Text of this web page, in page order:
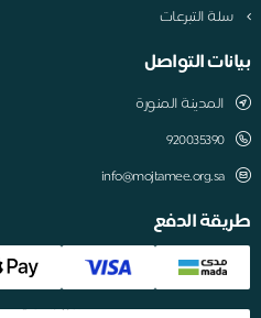
سلة التبرعات
بيانات التواصل
المدينة المنورة
920035390
info@mojtamee.org.sa
طريقة الدفع